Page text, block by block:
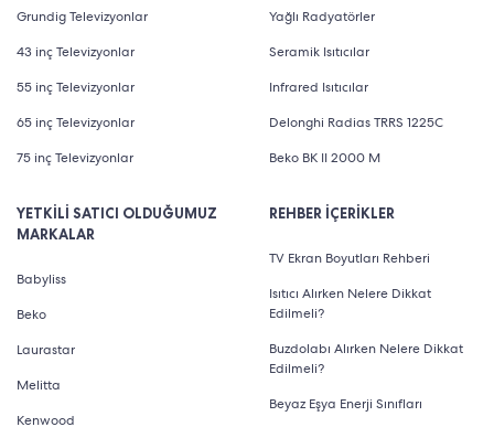
Grundig Televizyonlar
43 inç Televizyonlar
55 inç Televizyonlar
65 inç Televizyonlar
75 inç Televizyonlar
YETKİLİ SATICI OLDUĞUMUZ
MARKALAR
Babyliss
Beko
Laurastar
Melitta
Kenwood
Yağlı Radyatörler
Seramik Isıtıcılar
Infrared Isıtıcılar
Delonghi Radias TRRS 1225C
Beko BK II 2000 M
REHBER İÇERİKLER
TV Ekran Boyutları Rehberi
Isıtıcı Alırken Nelere Dikkat
Edilmeli?
Buzdolabı Alırken Nelere Dikkat
Edilmeli?
Beyaz Eşya Enerji Sınıfları